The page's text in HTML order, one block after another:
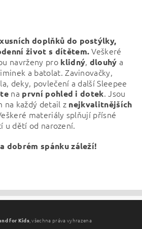
doplňků do postýlky,
život s dítětem.Veškeré
navrženy pro klidný, dlouhý a
a batolat. Zavinovačky,
deky, povlečení a další Sleepee
na první pohled i dotek. Jsou
na každý detail z nejkvalitnějších
materiály splňují přísné
u dětí od narození.
dobrém spánku záleží!
for Kids, všechna práva vyhrazena